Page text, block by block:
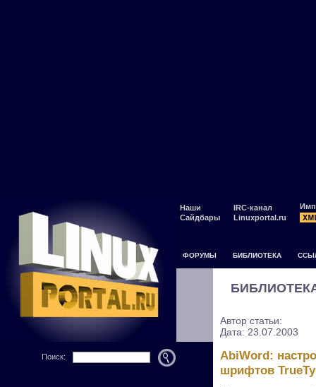
Наши
Сайдбары
IRC-канал
Linuxportal.ru
ФОРУМЫ БИБЛИОТЕКА
Поиск:
Автор статьи:
Дата: 23.07.2003
AbiWord:
шрифтов